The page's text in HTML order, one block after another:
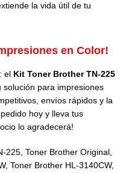
la vida útil de tu
en Color!
el Kit Toner Brother TN-225
solución para impresiones
envíos rápidos y la
hoy y lleva tus
lo agradecerá!
225, Toner Brother Original,
Toner Brother HL-3140CW,